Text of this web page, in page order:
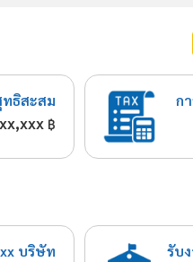
ธิสะสม
฿
ก
บริษัท รับ